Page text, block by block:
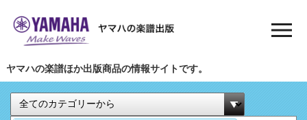
ヤマハの楽譜ほか出版商品の情報サイトです。